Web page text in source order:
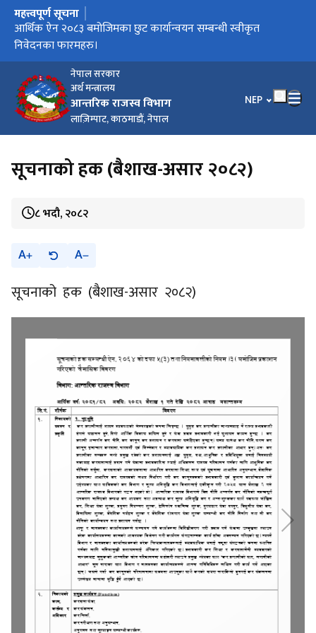
नेपाल सरकार
अर्थ मन्त्रालय
आन्तरिक राजस्व विभाग
लाज़िम्पाट, काठमाडौं, नेपाल
भाषा चयन गर्नुहोस्
NEP
मुख्य नेभिगेसनमा जानुहोस्
महत्त्वपूर्ण सूचना
करदाता प्रोत्साहन उपहार कार्यक्रम सञ्चालन कार्यविधि, २०८३
आर्थिक ऐन २०८३ बमोजिमका छुट कार्यान्वयन सम्बन्धी स्वीकृत
निवेदनका फारमहरु।
विल/बीजक जारी गर्ने सम्बन्धी सूचना।
आर्थिक विधेयक, २०८३ ले प्रदान गरेका छुट सुविधा कार्यान्वयन लागि
स्वीकृत फारामहरु ।
कार्यालयगत सूचना अधिकारीको सम्पर्क नम्बर
सूचनाको हक (बैशाख-असार २०८२)
८ भदौ, २०८२
A A
सूचनाको हक (बैशाख-असार २०८२)